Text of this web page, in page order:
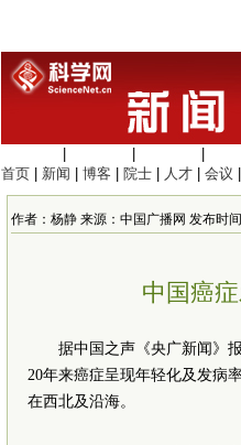
首页
新闻 博客 院士 人才 会议
作者：杨静 来源：中国广播网 发布时间
中国癌
据中国之声《央广新闻》
20年来癌症呈现年轻化及发病
在西北及沿海。